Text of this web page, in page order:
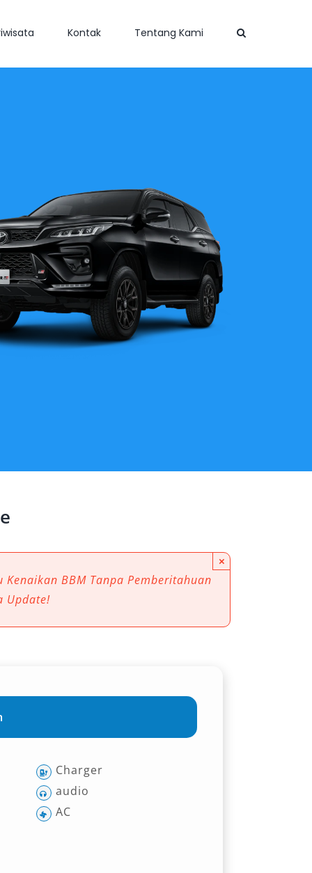
Kontak Tentang Kami
BBM Tanpa Pemberitahuan
Update!
×
Charger
audio
AC